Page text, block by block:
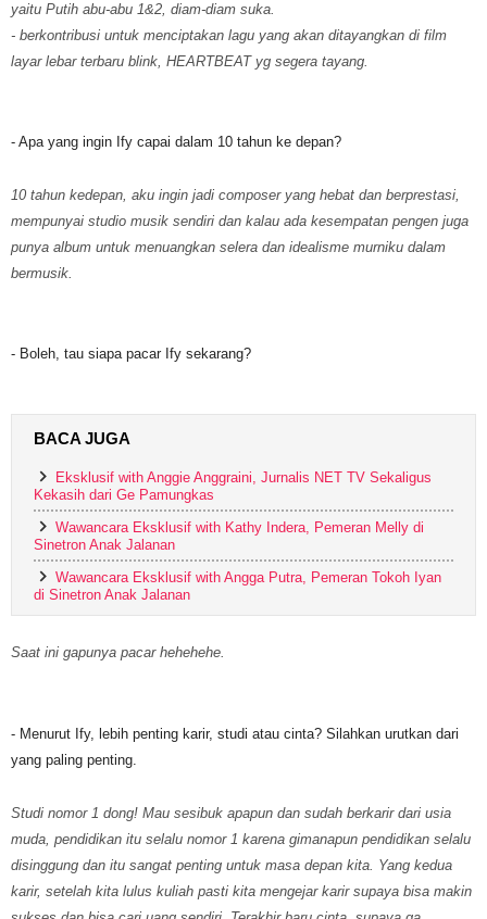
yaitu Putih abu-abu 1&2, diam-diam suka.
- berkontribusi untuk menciptakan lagu yang akan ditayangkan di film
layar lebar terbaru blink, HEARTBEAT yg segera tayang.
- Apa yang ingin Ify capai dalam 10 tahun ke depan?
10 tahun kedepan, aku ingin jadi composer yang hebat dan berprestasi,
mempunyai studio musik sendiri dan kalau ada kesempatan pengen juga
punya album untuk menuangkan selera dan idealisme murniku dalam
bermusik.
- Boleh, tau siapa pacar Ify sekarang?
BACA JUGA
Eksklusif with Anggie Anggraini, Jurnalis NET TV Sekaligus
Kekasih dari Ge Pamungkas
Wawancara Eksklusif with Kathy Indera, Pemeran Melly di
Sinetron Anak Jalanan
Wawancara Eksklusif with Angga Putra, Pemeran Tokoh Iyan
di Sinetron Anak Jalanan
Saat ini gapunya pacar hehehehe.
- Menurut Ify, lebih penting karir, studi atau cinta? Silahkan urutkan dari
yang paling penting.
Studi nomor 1 dong! Mau sesibuk apapun dan sudah berkarir dari usia
muda, pendidikan itu selalu nomor 1 karena gimanapun pendidikan selalu
disinggung dan itu sangat penting untuk masa depan kita. Yang kedua
karir, setelah kita lulus kuliah pasti kita mengejar karir supaya bisa makin